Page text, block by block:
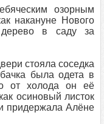
озорным
накануне Нового
в саду за
стояла соседка
была одета в
от холода он её
осиновый листок
придержала Алёне